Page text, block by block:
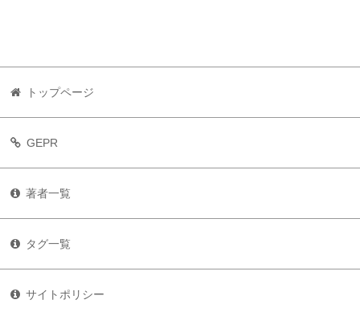
トップページ
GEPR
著者一覧
タグ一覧
サイトポリシー